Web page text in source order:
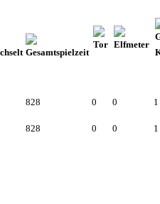
828 0 0 1
828 0 0 1